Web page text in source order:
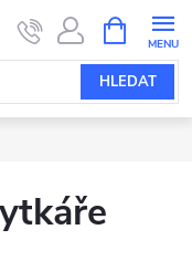
HLEDAT
NÁKUPNÍ
KOŠÍK